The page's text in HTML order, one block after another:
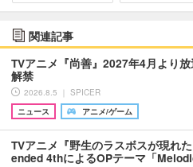
関連記事
TVアニメ『尚善』2027年4月より
解禁
2026.8.5 ｜ SPICER
ニュース
アニメ/ゲーム
TVアニメ『野生のラスボスが現れ
ended 4thによるOPテーマ「